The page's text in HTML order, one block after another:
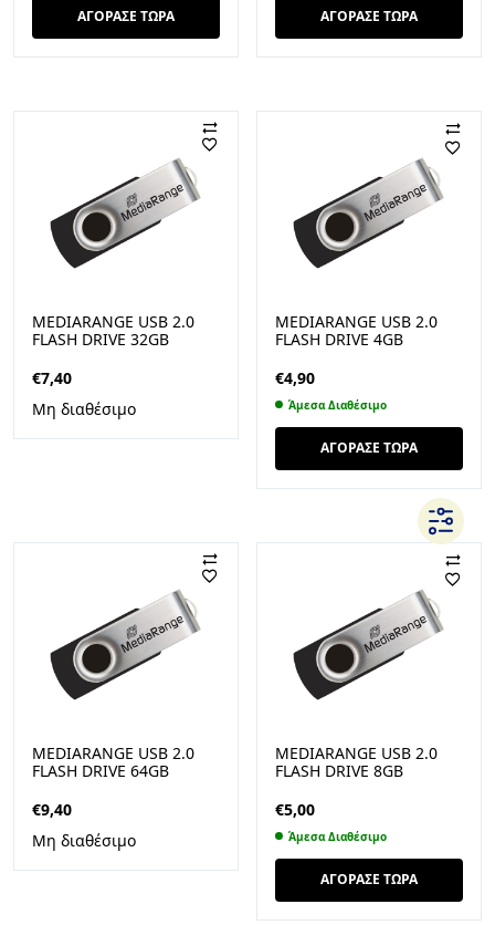
ΑΓΟΡΑΣΕ ΤΩΡΑ ΑΓΟΡΑΣΕ ΤΩΡΑ
MEDIARANGE USB 2.0
FLASH DRIVE 32GB
€7,40
Μη διαθέσιμο
MEDIARANGE USB 2.0
FLASH DRIVE 4GB
€4,90
Άμεσα Διαθέσιμο
ΑΓΟΡΑΣΕ ΤΩΡΑ
MEDIARANGE USB 2.0
FLASH DRIVE 64GB
€9,40
Μη διαθέσιμο
MEDIARANGE USB 2.0
FLASH DRIVE 8GB
€5,00
Άμεσα Διαθέσιμο
ΑΓΟΡΑΣΕ ΤΩΡΑ